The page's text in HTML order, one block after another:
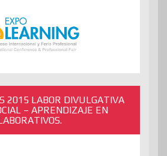
2015 LABOR DIVULGATIVA
– APRENDIZAJE EN